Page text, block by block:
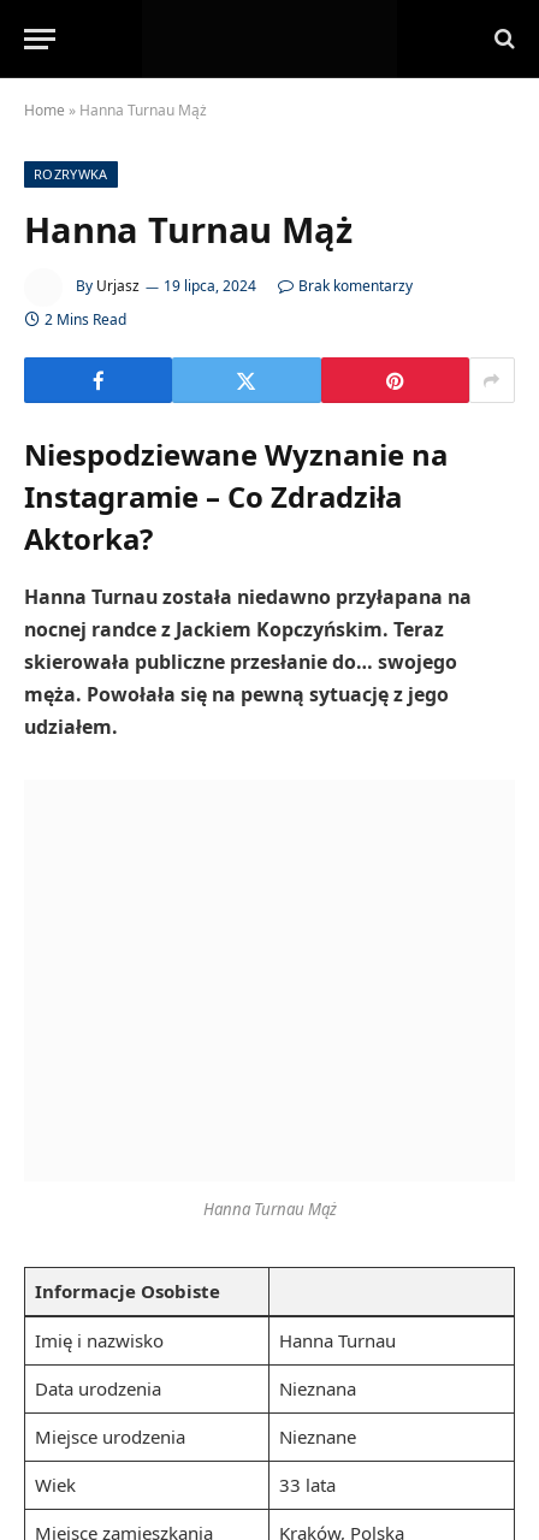
Home » Hanna Turnau Mąż
ROZRYWKA
Hanna Turnau Mąż
By Urjasz 19 lipca, 2024
Brak komentarzy
2 Mins Read
Niespodziewane Wyznanie na
Instagramie – Co Zdradziła
Aktorka?
Hanna Turnau została niedawno przyłapana na
nocnej randce z Jackiem Kopczyńskim. Teraz
skierowała publiczne przesłanie do… swojego
męża. Powołała się na pewną sytuację z jego
udziałem.
Hanna Turnau Mąż
Informacje Osobiste
Imię i nazwisko
Hanna Turnau
Data urodzenia
Nieznana
Miejsce urodzenia
Nieznane
Wiek
33 lata
Miejsce zamieszkania
Kraków, Polska